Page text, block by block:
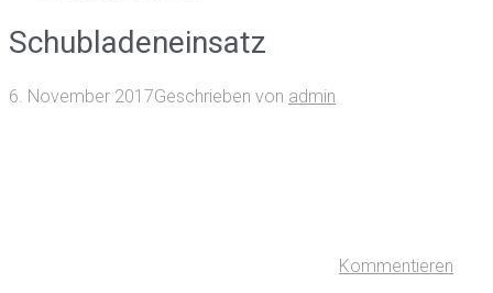
Schubladeneinsatz
6. November 2017Geschrieben von admin
Kommentieren